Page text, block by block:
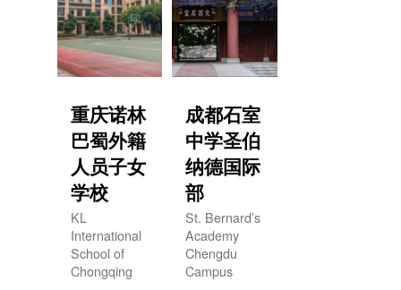
色，建立了
以国家标准
课程为主体
的中西融合
课程教学体
系。学校秉
承镇海中学
科学严谨的
教育管理制
度和美国巴
斯图学校先
进的教育理
唯一授权校
区，共同打
造美高上海
校。此次合
作跨越太平
洋，双方将
携手为师生
搭建国际化
成长的新平
台，共同开
启教育交流
与合作的新
重庆诺林
巴蜀外籍
人员子女
学校
KL
International
School of
Chongqing
成都石室
中学圣伯
纳德国际
部
St. Bernard’s
Academy
Chengdu
Campus